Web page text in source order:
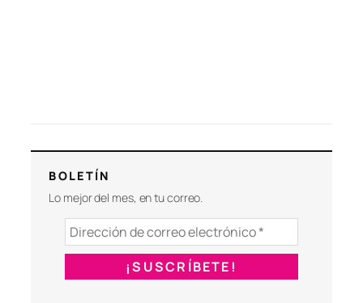
BOLETÍN
Lo mejor del mes, en tu correo.